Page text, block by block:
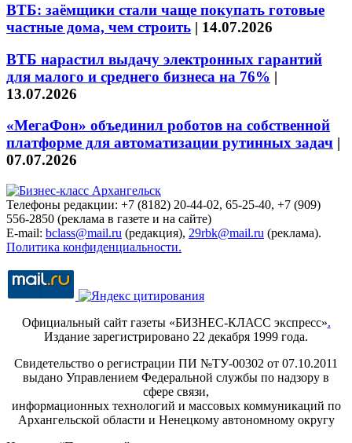
ВТБ: заёмщики стали чаще покупать готовые
частные дома, чем строить | 14.07.2026
ВТБ нарастил выдачу электронных гарантий
для малого и среднего бизнеса на 76% |
13.07.2026
«МегаФон» объединил роботов на собственной
платформе для автоматизации рутинных задач |
07.07.2026
Телефоны редакции: +7 (8182) 20-44-02, 65-25-40, +7 (909)
556-2850 (реклама в газете и на сайте)
E-mail: bclass@mail.ru (редакция), 29rbk@mail.ru (реклама).
Политика конфиденциальности.
Официальный сайт газеты «БИЗНЕС-КЛАСС экспресс».
Издание зарегистрировано 22 декабря 1999 года.
Свидетельство о регистрации ПИ №ТУ-00302 от 07.10.2011
выдано Управлением Федеральной службы по надзору в
сфере связи,
информационных технологий и массовых коммуникаций по
Архангельской области и Ненецкому автономному округу